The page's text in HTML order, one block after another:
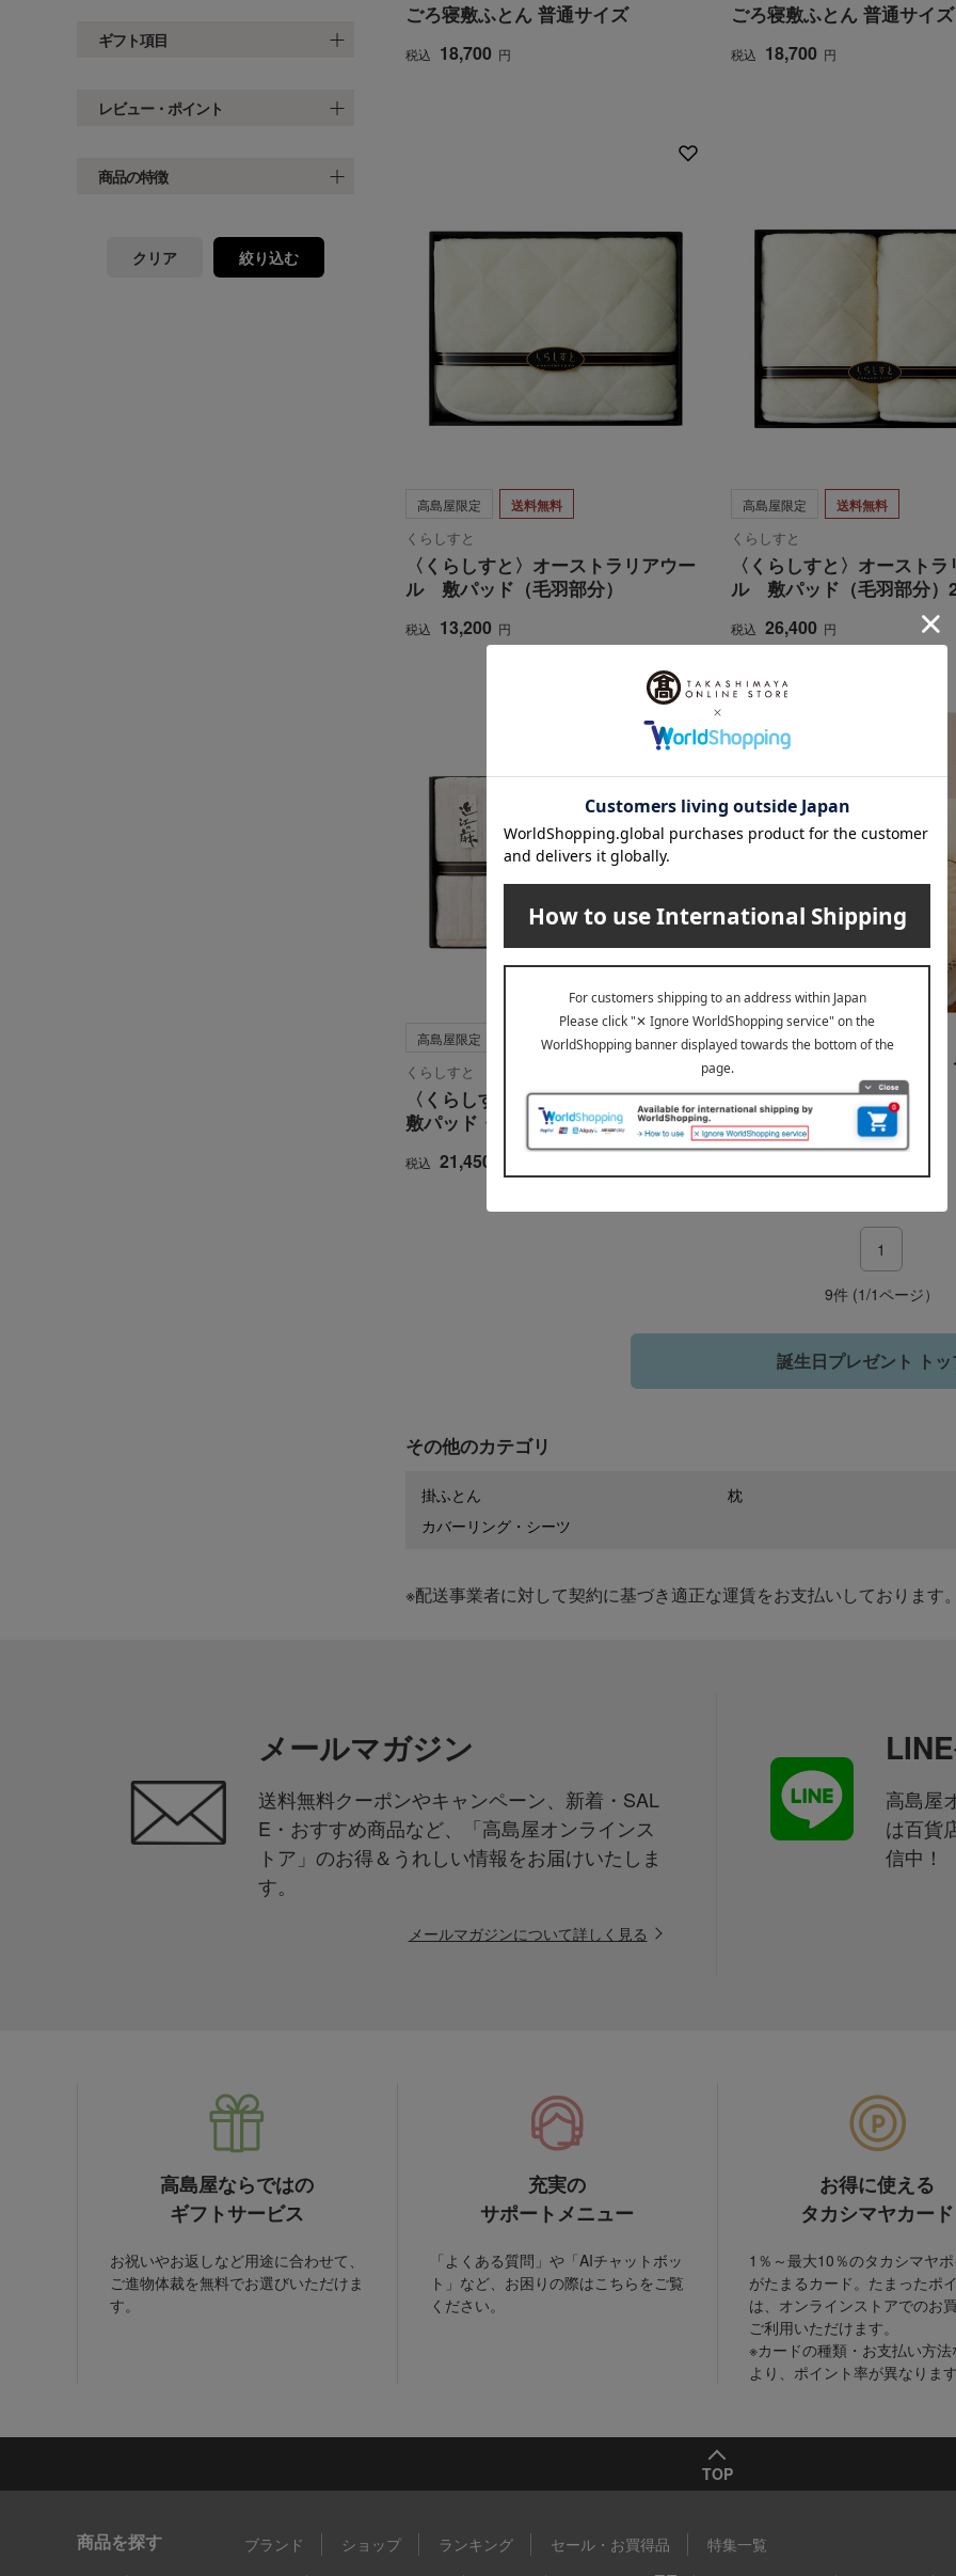
ギフト項目
レビュー・ポイント
商品の特徴
クリア 絞り込む
ごろ寝敷ふとん 普通サイズ
税込 18,700 円
ごろ寝敷ふとん 普通サイズ
税込 18,700 円
高島屋限定 送料無料
くらしすと
〈くらしすと〉オーストラリアウー
ル 敷パッド（毛羽部分）
税込 13,200 円
高島屋限定 送料無料
くらしすと
〈くらしすと〉オースト
ル 敷パッド（毛羽部分）
税込 26,400 円
高島屋限定 送料無料
くらしすと
〈くらしすと〉近江ちぢみ 洗える
敷パッド・ピローパッドセット
税込 21,450
DAKS（ダックス）
ふんわりパイルの敷パッド
ェック
税込 8,800
1
9件 (1/1ページ）
誕生日プレゼント ト
その他のカテゴリ
掛ふとん 枕
カバーリング・シーツ
※配送事業者に対して契約に基づき適正な運賃をお支払いしております。
メールマガジン
送料無料クーポンやキャンペーン、新着・SAL
E・おすすめ商品など、「高島屋オンラインス
トア」のお得＆うれしい情報をお届けいたしま
す。
メールマガジンについて詳しく見る
高島屋
は百貨
信中！
高島屋ならではの
ギフトサービス
お祝いやお返しなど用途に合わせて、
ご進物体裁を無料でお選びいただけま
す。
充実の
サポートメニュー
「よくある質問」や「AIチャットボッ
ト」など、お困りの際はこちらをご覧
ください。
お得に使える
タカシマヤカード
1％～最大10％のタカシマヤポ
がたまるカード。たまったポ
は、オンラインストアでのお
ご利用いただけます。
※カードの種類・お支払い方法
より、ポイント率が異なります
TOP
商品を探す ブランド ショップ ランキング セール・お買得品 特集一覧